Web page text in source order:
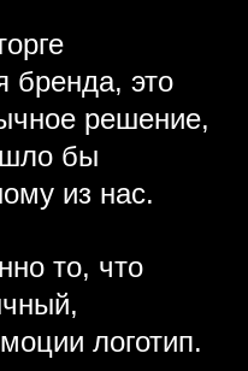
бренда, это
решение,
бы
из нас.
то, что
логотип.